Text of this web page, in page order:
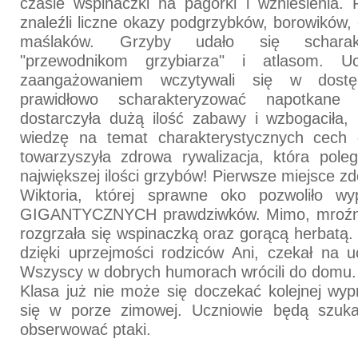
znaleźli liczne okazy podgrzybków,
maślaków. Grzyby udało się
"przewodnikom grzybiarza" i atlasom.
zaangażowaniem wczytywali się w
prawidłowo scharakteryzować
dostarczyła dużą ilość zabawy i
wiedzę na temat charakterystycznych cech
towarzyszyła zdrowa rywalizacja, która
największej ilości grzybów! Pierwsze miejsce
Wiktoria, której sprawne oko pozwoliło
GIGANTYCZNYCH prawdziwków. Mimo,
rozgrzała się wspinaczką oraz gorącą
dzięki uprzejmości rodziców Ani, czekał na
Wszyscy w dobrych humorach wrócili do
Klasa już nie może się doczekać kolejnej
się w porze zimowej. Uczniowie będą
obserwować ptaki.